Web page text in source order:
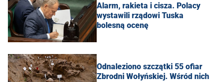
Alarm, rakieta i cisza. Polacy
wystawili rządowi Tuska
bolesną ocenę
Odnaleziono szczątki 55 ofiar
Zbrodni Wołyńskiej. Wśród nich